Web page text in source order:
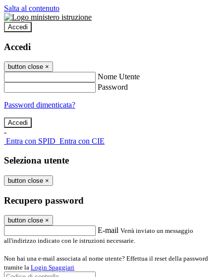
Salta al contenuto
Accedi
Accedi
button close ×
Nome Utente
Password
Password dimenticata?
-
Entra con SPID Entra con CIE
Seleziona utente
button close ×
Recupero password
button close ×
E-mail Verrà inviato un messaggio
all'indirizzo indicato con le istruzioni necessarie.
Non hai una e-mail associata al nome utente? Effettua il reset della password
tramite la Login Spaggiari